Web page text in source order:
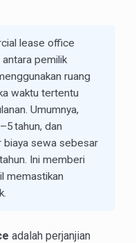
lease office
pemilik
ruang
waktu tertentu
Umumnya,
tahun, dan
biaya sewa sebesar
Ini memberi
memastikan
adalah perjanjian